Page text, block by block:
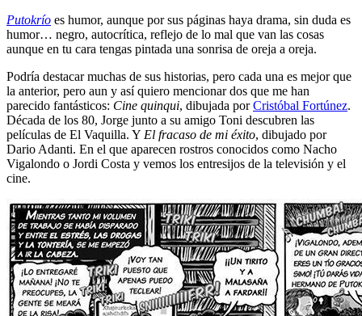
Putokrío es humor, aunque por sus páginas haya drama, sin duda es
humor… negro, autocrítica, reflejo de lo mal que van las cosas
aunque en tu cara tengas pintada una sonrisa de oreja a oreja.
Podría destacar muchas de sus historias, pero cada una es mejor que
la anterior, pero aun y así quiero mencionar dos que me han
parecido fantásticos: Cine quinqui, dibujada porCristóbal Fortúnez.
Década de los 80, Jorge junto a su amigo Toni descubren las
películas de El Vaquilla. Y El fracaso de mi éxito, dibujado por
Dario Adanti. En el que aparecen rostros conocidos como Nacho
Vigalondo o Jordi Costa y vemos los entresijos de la televisión y el
cine.